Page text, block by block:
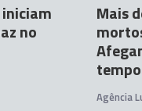
no
Mais
tempo
Agência